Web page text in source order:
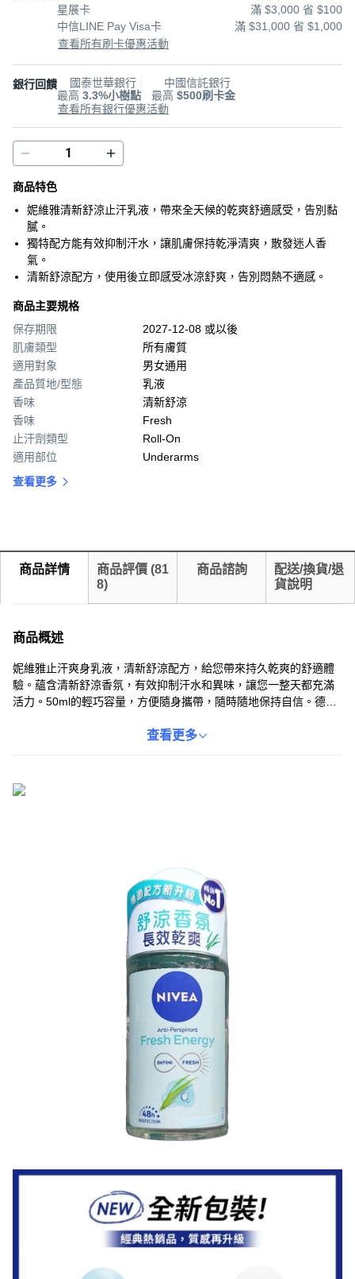
星展卡
滿 $3,000 省 $100
中信LINE Pay Visa卡
滿 $31,000 省 $1,000
查看所有刷卡優惠活動
銀行回饋
國泰世華銀行
最高 3.3%小樹點
中國信託銀行
最高 $500刷卡金
查看所有銀行優惠活動
商品特色
妮維雅清新舒涼止汗乳液，帶來全天候的乾爽舒適感受，告別黏
膩。
獨特配方能有效抑制汗水，讓肌膚保持乾淨清爽，散發迷人香
氣。
清新舒涼配方，使用後立即感受冰涼舒爽，告別悶熱不適感。
商品主要規格
保存期限
2027-12-08 或以後
肌膚類型
所有膚質
適用對象
男女通用
產品質地/型態
乳液
香味
清新舒涼
香味
Fresh
止汗劑類型
Roll-On
適用部位
Underarms
查看更多
商品詳情 商品評價 (81
8)
商品諮詢
配送/換貨/退
貨說明
商品概述
妮維雅止汗爽身乳液，清新舒涼配方，給您帶來持久乾爽的舒適體
驗。蘊含清新舒涼香氛，有效抑制汗水和異味，讓您一整天都充滿
活力。50ml的輕巧容量，方便隨身攜帶，隨時隨地保持自信。德國
會，妮維雅止汗爽身乳液都能讓您告別尷尬，散發迷人魅力。
查看更多